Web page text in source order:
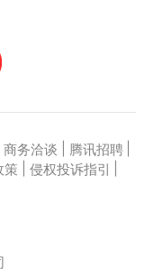
商务洽谈 腾讯招聘
策 侵权投诉指引